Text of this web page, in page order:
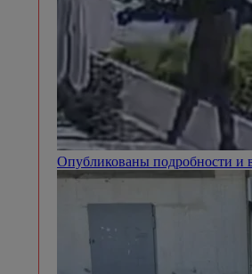
Опубликованы подробности и